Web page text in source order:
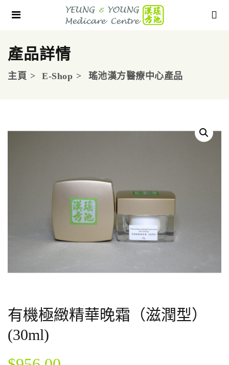
產品詳情
主頁 E-Shop 瑤池漢方醫療中心產品
有機極緻精華晚霜（滋潤型）
(30ml)